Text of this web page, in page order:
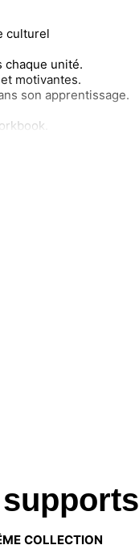
culturel
chaque unité.
motivantes.
son apprentissage.
COLLECTION